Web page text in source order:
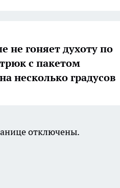
не гоняет духоту по
с пакетом
несколько градусов
отключены.